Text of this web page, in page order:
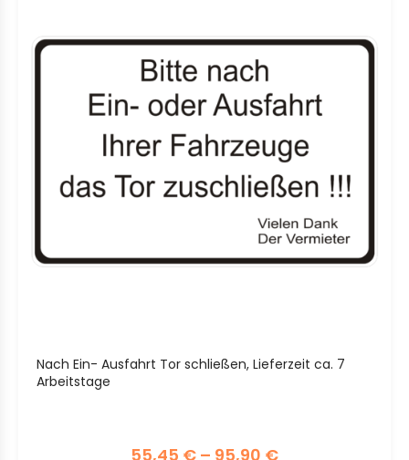
Nach Ein- Ausfahrt Tor schließen, Lieferzeit ca. 7
Arbeitstage
55,45 € – 95,90 €